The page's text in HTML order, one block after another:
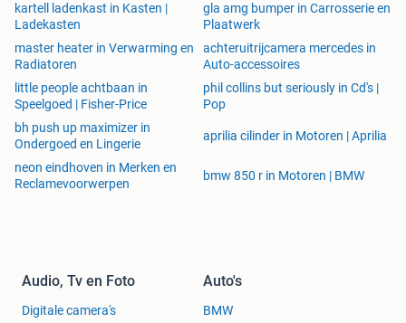
kartell ladenkast in Kasten |
Ladekasten
gla amg bumper in Carrosserie en
Plaatwerk
master heater in Verwarming en
Radiatoren
achteruitrijcamera mercedes in
Auto-accessoires
little people achtbaan in
Speelgoed | Fisher-Price
phil collins but seriously in Cd's |
Pop
bh push up maximizer in
Ondergoed en Lingerie
aprilia cilinder in Motoren | Aprilia
neon eindhoven in Merken en
Reclamevoorwerpen
bmw 850 r in Motoren | BMW
Audio, Tv en Foto
Digitale camera's
Auto's
BMW